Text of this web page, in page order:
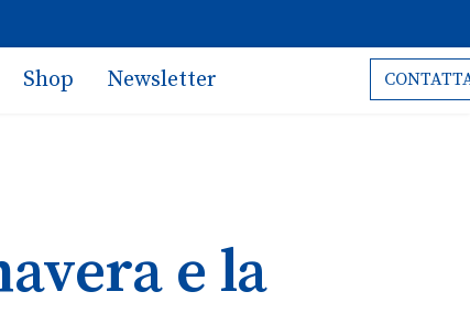
Shop Newsletter
e la